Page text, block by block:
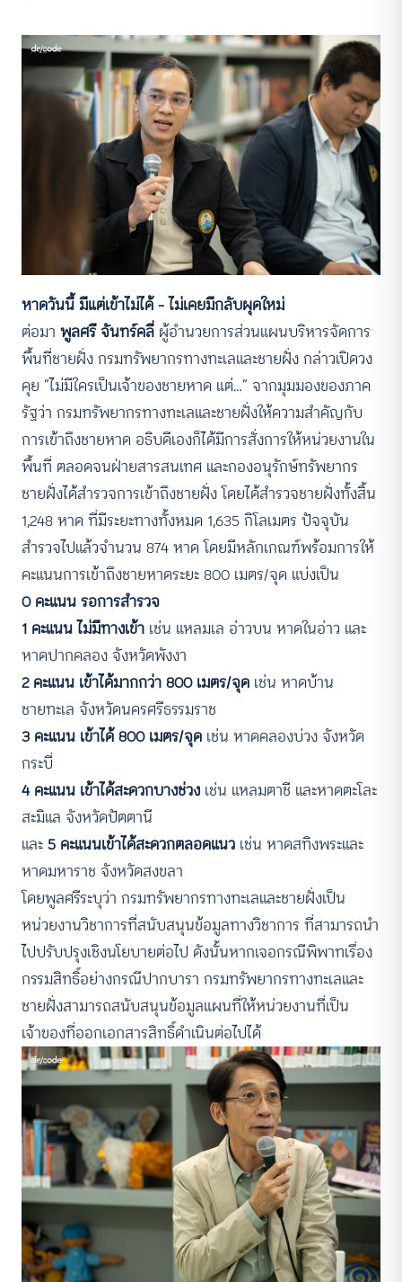
หาดวันนี้ มีแต่เข้าไม่ได้ – ไม่เคยมีกลับผุดใหม่
ต่อมา พูลศรี จันทร์คลี่ ผู้อำนวยการส่วนแผนบริหารจัดการ
พื้นที่ชายฝั่ง กรมทรัพยากรทางทะเลและชายฝั่ง กล่าวเปิดวง
คุย “ไม่มีใครเป็นเจ้าของชายหาด แต่…” จากมุมมองของภาค
รัฐว่า กรมทรัพยากรทางทะเลและชายฝั่งให้ความสําคัญกับ
การเข้าถึงชายหาด อธิบดีเองก็ได้มีการสั่งการให้หน่วยงานใน
พื้นที่ ตลอดจนฝ่ายสารสนเทศ และกองอนุรักษ์ทรัพยากร
ชายฝั่งได้สํารวจการเข้าถึงชายฝั่ง โดยได้สํารวจชายฝั่งทั้งสิ้น
1,248 หาด ที่มีระยะทางทั้งหมด 1,635 กิโลเมตร ปัจจุบัน
สํารวจไปแล้วจํานวน 874 หาด โดยมีหลักเกณฑ์พร้อมการให้
คะแนนการเข้าถึงชายหาดระยะ 800 เมตร/จุด แบ่งเป็น
0 คะแนน รอการสำรวจ
1 คะแนน ไม่มีทางเข้า เช่น แหลมเล อ่าวบน หาดในอ่าว และ
หาดปากคลอง จังหวัดพังงา
2 คะแนน เข้าได้มากกว่า 800 เมตร/จุด เช่น หาดบ้าน
ชายทะเล จังหวัดนครศรีธรรมราช
3 คะแนน เข้าได้ 800 เมตร/จุด เช่น หาดคลองบ่วง จังหวัด
กระบี่
4 คะแนน เข้าได้สะดวกบางช่วง เช่น แหลมตาชี และหาดตะโละ
สะมิแล จังหวัดปัตตานี
และ5 คะแนนเข้าได้สะดวกตลอดแนว เช่น หาดสทิงพระและ
หาดมหาราช จังหวัดสงขลา
โดยพูลศรีระบุว่า กรมทรัพยากรทางทะเลและชายฝั่งเป็น
หน่วยงานวิชาการที่สนับสนุนข้อมูลทางวิชาการ ที่สามารถนำ
ไปปรับปรุงเชิงนโยบายต่อไป ดังนั้นหากเจอกรณีพิพาทเรื่อง
กรรมสิทธิ์อย่างกรณีปากบารา กรมทรัพยากรทางทะเลและ
ชายฝั่งสามารถสนับสนุนข้อมูลแผนที่ให้หน่วยงานที่เป็น
เจ้าของที่ออกเอกสารสิทธิ์ดําเนินต่อไปได้